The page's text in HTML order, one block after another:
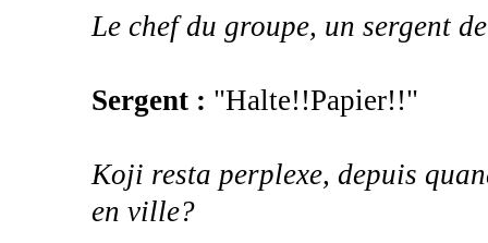
Le chef du groupe, un sergent
Sergent : "Halte!!Papier!!"
Koji resta perplexe, depuis
en ville?